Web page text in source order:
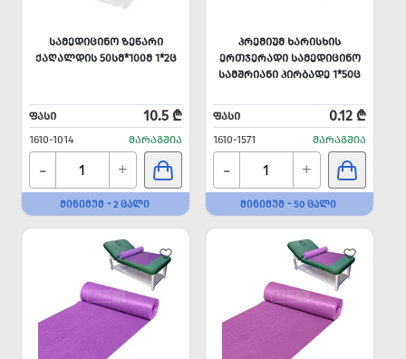
ᲡᲐᲛᲔᲓᲘᲪᲘᲜᲝ ᲖᲔᲬᲐᲠᲘ
ᲥᲐᲦᲐᲚᲓᲘᲡ 50ᲡᲛ*100Მ 1*2Ც
ᲤᲐᲡᲘ 10.5 ₾
1610-1014 ᲛᲐᲠᲐᲒᲨᲘᲐ
- +
ᲛᲘᲜᲘᲛᲣᲛ - 2 ᲪᲐᲚᲘ
ᲞᲠᲔᲛᲘᲣᲛ ᲮᲐᲠᲘᲡᲮᲘᲡ
ᲔᲠᲗᲯᲔᲠᲐᲓᲘ ᲡᲐᲛᲔᲓᲘᲪᲘᲜᲝ
ᲡᲐᲛᲨᲠᲘᲐᲜᲘ ᲞᲘᲠᲑᲐᲓᲔ 1*50Ც
ᲤᲐᲡᲘ 0.12 ₾
1610-1571 ᲛᲐᲠᲐᲒᲨᲘᲐ
- +
ᲛᲘᲜᲘᲛᲣᲛ - 50 ᲪᲐᲚᲘ